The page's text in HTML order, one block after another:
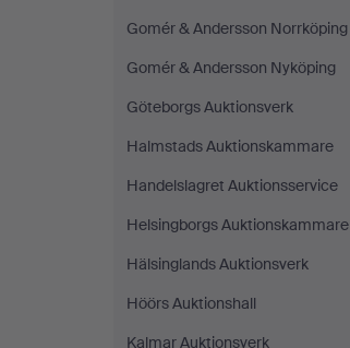
Gomér & Andersson Norrköping
Gomér & Andersson Nyköping
Göteborgs Auktionsverk
Halmstads Auktionskammare
Handelslagret Auktionsservice
Helsingborgs Auktionskammare
Hälsinglands Auktionsverk
Höörs Auktionshall
Kalmar Auktionsverk